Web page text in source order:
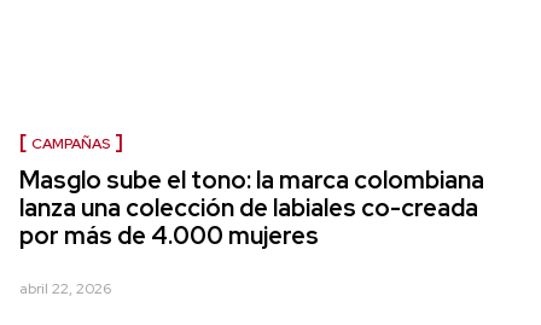
CAMPAÑAS
Masglo sube el tono: la marca colombiana
lanza una colección de labiales co-creada
por más de 4.000 mujeres
abril 22, 2026